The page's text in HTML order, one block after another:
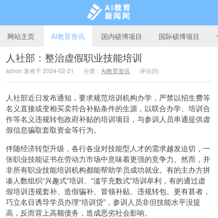
AI教育新闻网
网站主页 AI教育资讯 国内硕博项目 国际硕博项目
人社部：整治虚假职业技能培训
admin 发布于 2024-02-21 分类： AI教育资讯 评论(0)
人社部近日发布通知，要求规范培训机构办学，严禁以招生费等
名义直接或变相买卖符合补贴条件的生源，以联合办学、培训合
作等名义违规转包政府补贴的培训项目，与参训人员串通提供虚
假信息骗取套取资金等行为。
伴随经济转型升级，各行各业对技能型人才的需求越发迫切，一
张职业技能证书在劳动力市场中意味着更强的竞争力。然而，并
非所有职业技能培训机构都能帮助学员成功就业。有的主办方拼
凑人数组织“兴趣式”培训、“滥竽充数式”培训牟利，有的通过虚
假培训违规套补、造假骗补、冒领补贴、违规转包。更有甚者，
巧立名目诱导学员办理“培训贷”，参训人员非但技能水平没提
高，反而背上高额债务，造成恶劣社会影响。